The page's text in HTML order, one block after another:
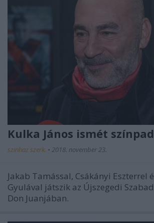
Kulka János ismét
szinhaz szerk. • 2018. november 23.
Jakab Tamással, Csákányi Eszterrel
Gyulával játszik az Újszegedi
Don Juanjában.